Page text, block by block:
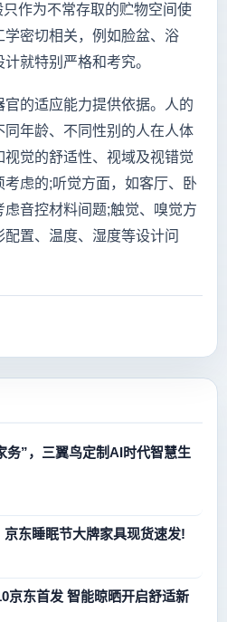
作为不常存取的贮物空间使
密切相关，例如脸盆、浴
就特别严格和考究。
的适应能力提供依据。人的
年龄、不同性别的人在人体
觉的舒适性、视域及视错觉
虑的;听觉方面，如客厅、卧
音控材料间题;触觉、嗅觉方
置、温度、湿度等设计问
务”，三翼鸟定制AI时代智慧生
东睡眠节大牌家具现货速发!
京东首发 智能晾晒开启舒适新